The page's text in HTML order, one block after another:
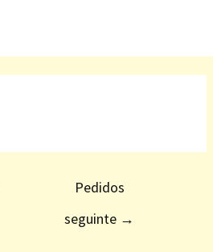
Pedidos
seguinte →